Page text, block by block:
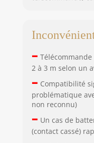
–
2 à 3 m selon un
– Compatibilité
problématique
non reconnu)
– Un cas de
(contact cassé)